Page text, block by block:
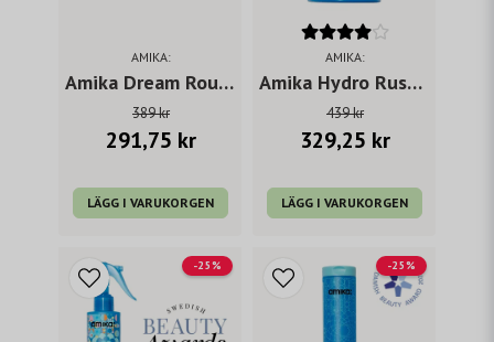
AMIKA:
Amika Dream Routine Overnight Hydration Mask 100 ml
389 kr
291,75 kr
LÄGG I VARUKORGEN
AMIKA:
Amika Hydro Rush Intense Moisture Hair Mask 250 ml
439 kr
329,25 kr
LÄGG I VARUKORGEN
-25% -25%